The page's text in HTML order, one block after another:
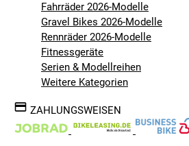
Fahrräder 2026-Modelle
Gravel Bikes 2026-Modelle
Rennräder 2026-Modelle
Fitnessgeräte
Serien & Modellreihen
Weitere Kategorien
ZAHLUNGSWEISEN